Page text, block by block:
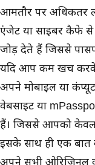
आमतौर पर अधिकतर
एंजेट या साईबर कैफे से
जोड़ देते हैं जिससे
यदि आप कम खर्च करके
अपने मोबाइल या
वेबसाइट या
हैं। जिससे आपको केवल
इसके साथ ही एक बात
अपने सभी ओरिजिनल